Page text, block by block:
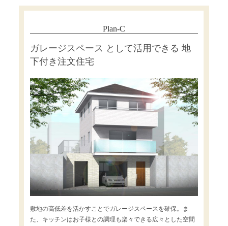
Plan-C
ガレージスペース として活用できる 地
下付き注文住宅
敷地の高低差を活かすことでガレージスペースを確保。ま
た、キッチンはお子様との調理も楽々できる広々とした空間